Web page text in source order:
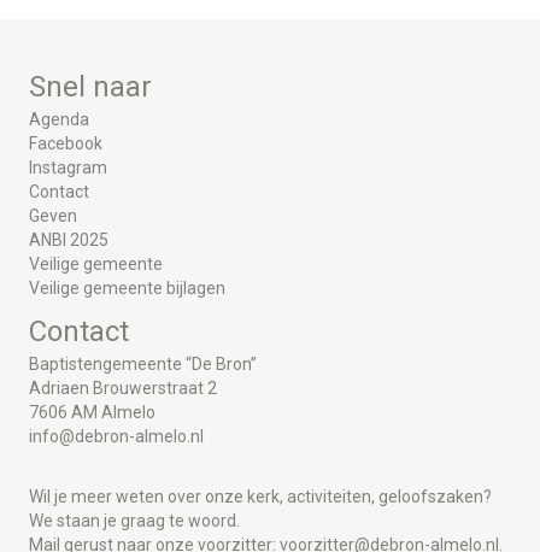
Snel naar
Agenda
Facebook
Instagram
Contact
Geven
ANBI 2025
Veilige gemeente
Veilige gemeente bijlagen
Contact
Baptistengemeente “De Bron”
Adriaen Brouwerstraat 2
7606 AM Almelo
info@debron-almelo.nl
Wil je meer weten over onze kerk, activiteiten, geloofszaken?
We staan je graag te woord.
Mail gerust naar onze voorzitter: voorzitter@debron-almelo.nl.